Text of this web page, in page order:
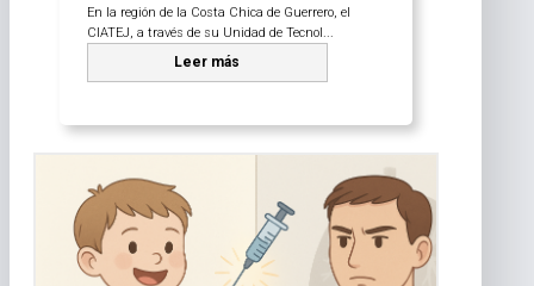
En la región de la Costa Chica de Guerrero, el
CIATEJ, a través de su Unidad de Tecnol...
Leer más